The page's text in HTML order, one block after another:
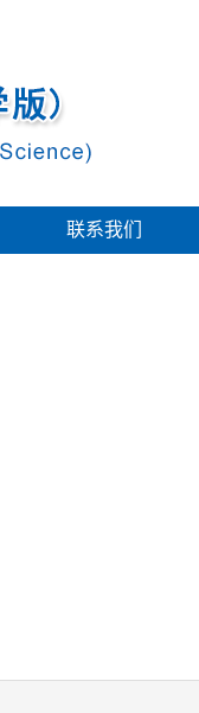
联系我们